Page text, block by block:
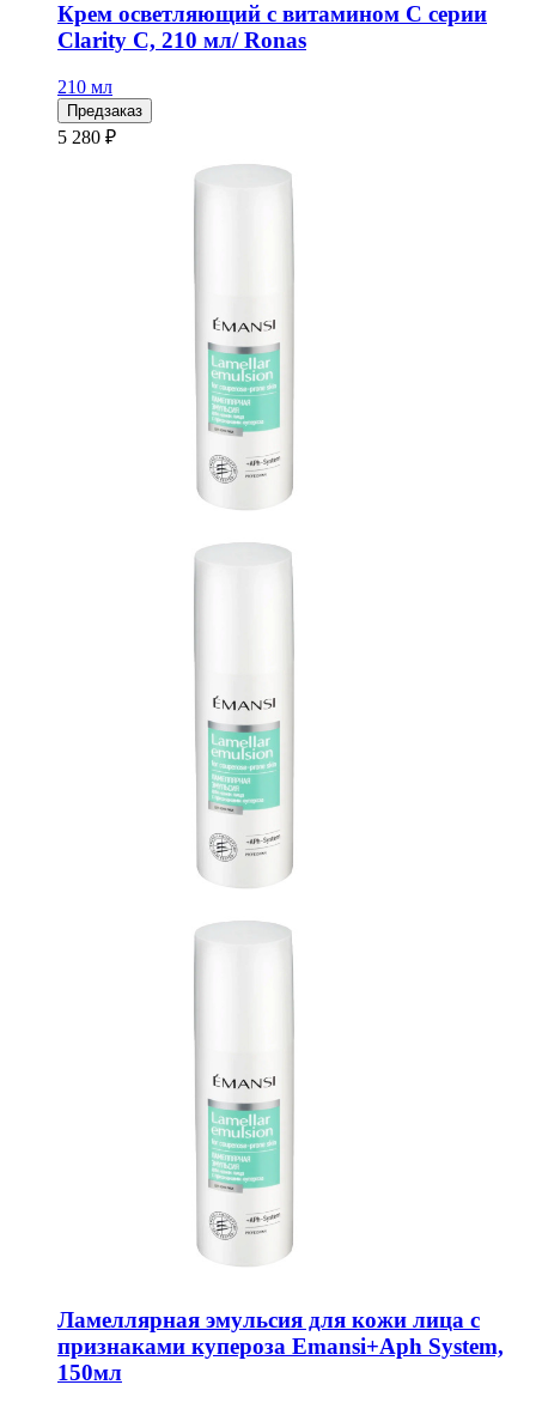
Крем осветляющий с витамином С серии
Clarity C, 210 мл/ Ronas
210 мл
Предзаказ
5 280 ₽
Ламеллярная эмульсия для кожи лица с
признаками купероза Emansi+Aph System,
150мл